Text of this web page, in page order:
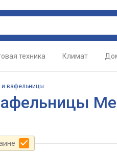
техника Климат
и вафельницы